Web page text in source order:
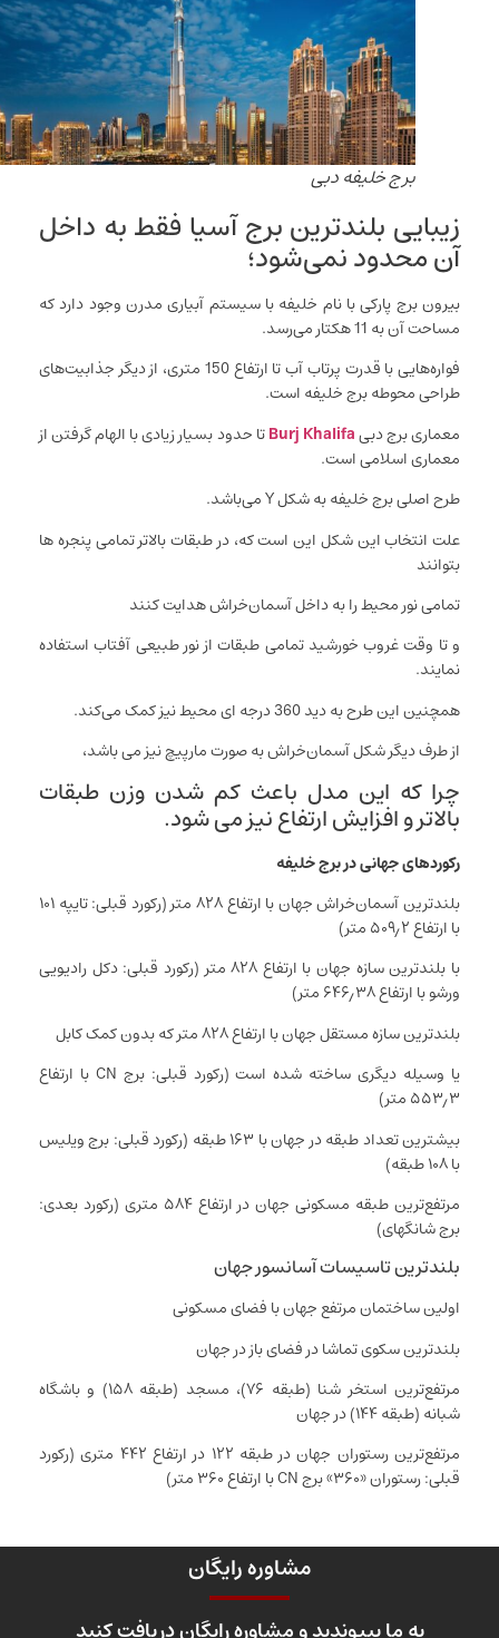
برج خلیفه دبی
زیبایی بلندترین برج آسیا فقط به داخل
آن محدود نمی‌شود؛
بیرون برج پارکی با نام خلیفه با سیستم آبیاری مدرن وجود دارد که
مساحت آن به 11 هکتار می‌رسد.
فواره‌هایی با قدرت پرتاب آب تا ارتفاع 150 متری، از دیگر جذابیت‌های
طراحی محوطه برج خلیفه است.
معماری برج دبیBurj Khalifaتا حدود بسیار زیادی با الهام گرفتن از
معماری اسلامی است.
طرح اصلی برج خلیفه به شکل Y می‌باشد.
علت انتخاب این شکل این است که، در طبقات بالاتر تمامی پنجره ها
بتوانند
تمامی نور محیط را به داخل آسمان‌خراش هدایت کنند
و تا وقت غروب خورشید تمامی طبقات از نور طبیعی آفتاب استفاده
نمایند.
همچنین این طرح به دید 360 درجه ای محیط نیز کمک می‌کند.
از طرف دیگر شکل آسمان‌خراش به صورت مارپیچ نیز می باشد،
چرا که این مدل باعث کم شدن وزن طبقات
بالاتر و افزایش ارتفاع نیز می شود.
رکوردهای جهانی در برج خلیفه
بلندترین آسمان‌خراش جهان با ارتفاع ۸۲۸ متر (رکورد قبلی: تایپه ۱۰۱
با ارتفاع ۵۰۹٫۲ متر)
با بلندترین سازه جهان با ارتفاع ۸۲۸ متر (رکورد قبلی: دکل رادیویی
ورشو با ارتفاع ۶۴۶٫۳۸ متر)
بلندترین سازه مستقل جهان با ارتفاع ۸۲۸ متر که بدون کمک کابل
یا وسیله دیگری ساخته شده است (رکورد قبلی: برج CN با ارتفاع
۵۵۳٫۳ متر)
بیشترین تعداد طبقه در جهان با ۱۶۳ طبقه (رکورد قبلی: برج ویلیس
با ۱۰۸ طبقه)
مرتفع‌ترین طبقه‌ مسکونی جهان در ارتفاع ۵۸۴ متری (رکورد بعدی:
برج شانگهای)
بلندترین تاسیسات آسانسور جهان
اولین ساختمان مرتفع جهان با فضای مسکونی
بلندترین سکوی تماشا در فضای باز در جهان
مرتفع‌ترین استخر شنا (طبقه ۷۶)، مسجد (طبقه‌ ۱۵۸) و باشگاه
شبانه (طبقه‌ ۱۴۴) در جهان
مرتفع‌ترین رستوران جهان در طبقه‌ ۱۲۲ در ارتفاع ۴۴۲ متری (رکورد
قبلی: رستوران «۳۶۰» برج CN با ارتفاع ۳۶۰ متر)
مشاوره رایگان